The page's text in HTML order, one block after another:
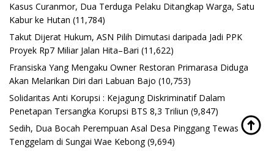
Kasus Curanmor, Dua Terduga Pelaku Ditangkap Warga, Satu
Kabur ke Hutan (11,784)
Takut Dijerat Hukum, ASN Pilih Dimutasi daripada Jadi PPK
Proyek Rp7 Miliar Jalan Hita–Bari (11,622)
Fransiska Yang Mengaku Owner Restoran Primarasa Diduga
Akan Melarikan Diri dari Labuan Bajo (10,753)
Solidaritas Anti Korupsi : Kejagung Diskriminatif Dalam
Penetapan Tersangka Korupsi BTS 8,3 Triliun (9,847)
Sedih, Dua Bocah Perempuan Asal Desa Pinggang Tewas
Tenggelam di Sungai Wae Kebong (9,694)